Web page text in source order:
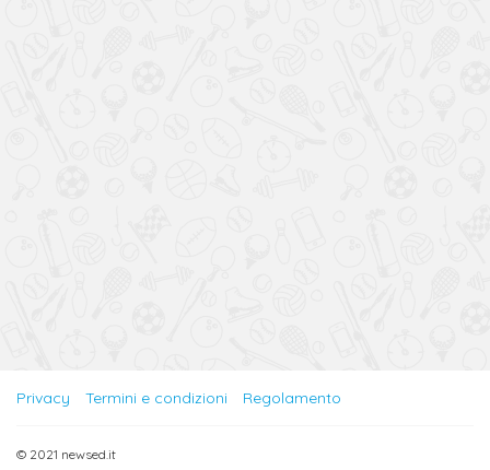
Privacy Termini e condizioni Regolamento
© 2021 newsed.it